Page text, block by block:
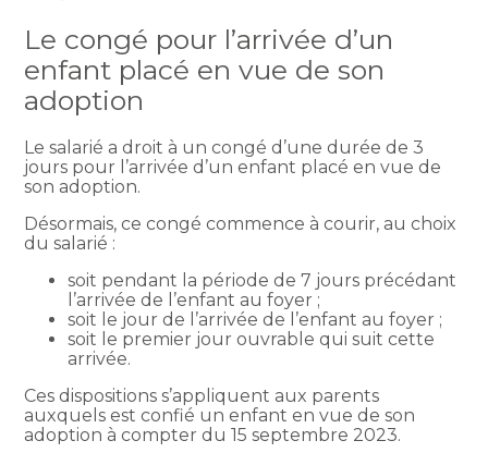
Le congé pour l’arrivée d’un
enfant placé en vue de son
adoption
Le salarié a droit à un congé d’une durée de 3
jours pour l’arrivée d’un enfant placé en vue de
son adoption.
Désormais, ce congé commence à courir, au choix
du salarié :
soit pendant la période de 7 jours précédant
l’arrivée de l’enfant au foyer ;
soit le jour de l’arrivée de l’enfant au foyer ;
soit le premier jour ouvrable qui suit cette
arrivée.
Ces dispositions s’appliquent aux parents
auxquels est confié un enfant en vue de son
adoption à compter du 15 septembre 2023.